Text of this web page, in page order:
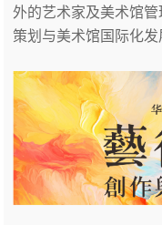
外的艺术家及美术馆
策划与美术馆国际化发